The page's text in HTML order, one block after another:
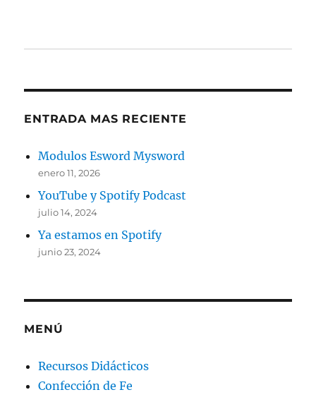
ENTRADA MAS RECIENTE
Modulos Esword Mysword
enero 11, 2026
YouTube y Spotify Podcast
julio 14, 2024
Ya estamos en Spotify
junio 23, 2024
MENÚ
Recursos Didácticos
Confección de Fe